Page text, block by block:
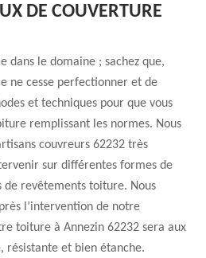
DE COUVERTURE
dans le domaine ; sachez que,
ne cesse perfectionner et de
et techniques pour que vous
remplissant les normes. Nous
couvreurs 62232 très
sur différentes formes de
revêtements toiture. Nous
l’intervention de notre
toiture à Annezin 62232 sera aux
résistante et bien étanche.